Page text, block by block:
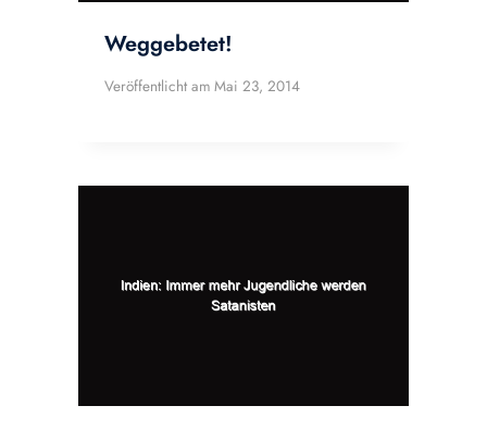
Weggebetet!
Veröffentlicht am Mai 23, 2014